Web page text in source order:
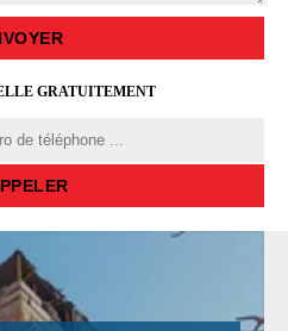
GRATUITEMENT